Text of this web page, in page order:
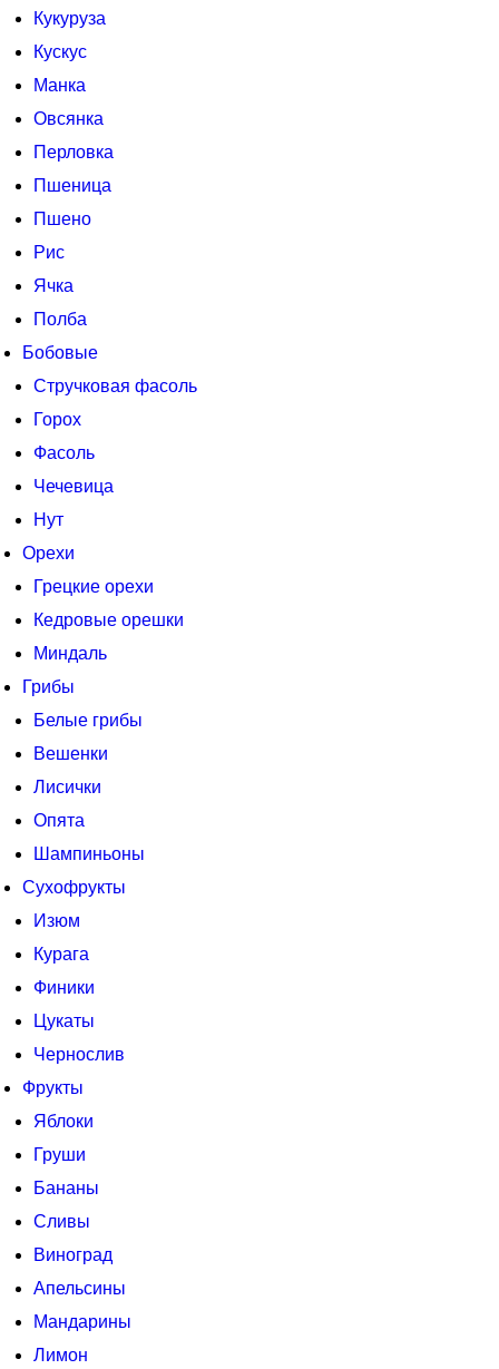
Кукуруза
Кускус
Манка
Овсянка
Перловка
Пшеница
Пшено
Рис
Ячка
Полба
Бобовые
Стручковая фасоль
Горох
Фасоль
Чечевица
Нут
Орехи
Грецкие орехи
Кедровые орешки
Миндаль
Грибы
Белые грибы
Вешенки
Лисички
Опята
Шампиньоны
Сухофрукты
Изюм
Курага
Финики
Цукаты
Чернослив
Фрукты
Яблоки
Груши
Бананы
Сливы
Виноград
Апельсины
Мандарины
Лимон